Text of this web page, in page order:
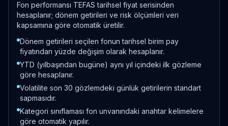
Fon performansı TEFAS tarihsel fiyat serisinden
hesaplanır; dönem getirileri ve risk ölçümleri veri
kapsamına göre otomatik üretilir.
Dönem getirileri seçilen fonun tarihsel birim pay
fiyatından yüzde değişim olarak hesaplanır.
YTD (yılbaşından bugüne) aynı yıl içindeki ilk gözleme
göre hesaplanır.
Volatilite son 30 gözlemdeki günlük getirilerin standart
sapmasıdır.
Kategori sınıflaması fon unvanındaki anahtar kelimelere
göre otomatik yapılır.